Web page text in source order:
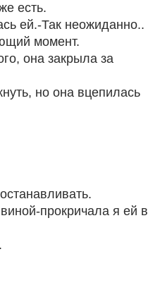
есть.
ей.-Так неожиданно..
момент.
она закрыла за
но она вцепилась
прокричала я ей в